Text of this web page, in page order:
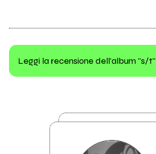
Leggi la recensione dell'album "s/t"